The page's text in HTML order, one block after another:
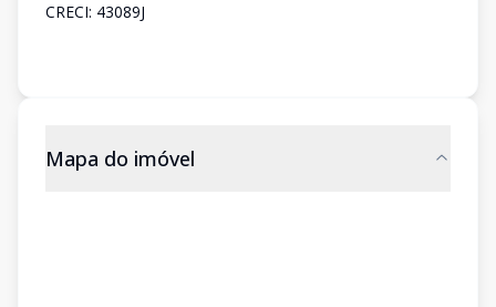
CRECI: 43089J
Mapa do imóvel